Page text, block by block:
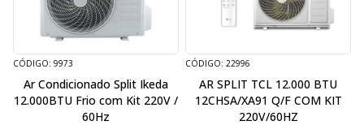
CÓDIGO: 9973
Ar Condicionado Split Ikeda
12.000BTU Frio com Kit 220V /
60Hz
CÓDIGO: 22996
AR SPLIT TCL 12.000 BTU
12CHSA/XA91 Q/F COM KIT
220V/60HZ